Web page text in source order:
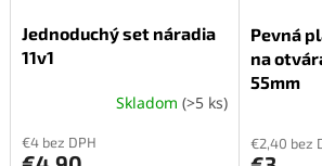
Jednoduchý set náradia
11v1
produktu
Skladom (>5 ks)
€4 bez DPH
Pevná
na
55mm
produktu
€2,40 bez